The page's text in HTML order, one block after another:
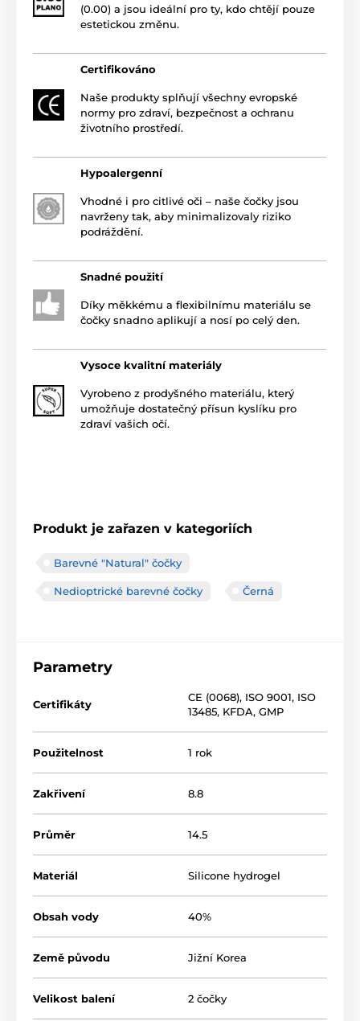
(0.00) a jsou ideální pro ty, kdo chtějí pouze
estetickou změnu.
Certifikováno
Naše produkty splňují všechny evropské
normy pro zdraví, bezpečnost a ochranu
životního prostředí.
Hypoalergenní
Vhodné i pro citlivé oči – naše čočky jsou
navrženy tak, aby minimalizovaly riziko
podráždění.
Snadné použití
Díky měkkému a flexibilnímu materiálu se
čočky snadno aplikují a nosí po celý den.
Vysoce kvalitní materiály
Vyrobeno z prodyšného materiálu, který
umožňuje dostatečný přísun kyslíku pro
zdraví vašich očí.
Produkt je zařazen v kategoriích
Barevné "Natural" čočky
Nedioptrické barevné čočky Černá
Parametry
Certifikáty
CE (0068), ISO 9001, ISO
13485, KFDA, GMP
Použitelnost 1 rok
Zakřivení 8.8
Průměr 14.5
Materiál Silicone hydrogel
Obsah vody 40%
Země původu Jižní Korea
Velikost balení 2 čočky